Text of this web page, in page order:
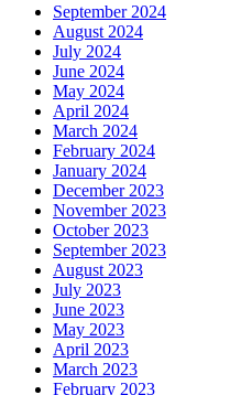
September 2024
August 2024
July 2024
June 2024
May 2024
April 2024
March 2024
February 2024
January 2024
December 2023
November 2023
October 2023
September 2023
August 2023
July 2023
June 2023
May 2023
April 2023
March 2023
February 2023